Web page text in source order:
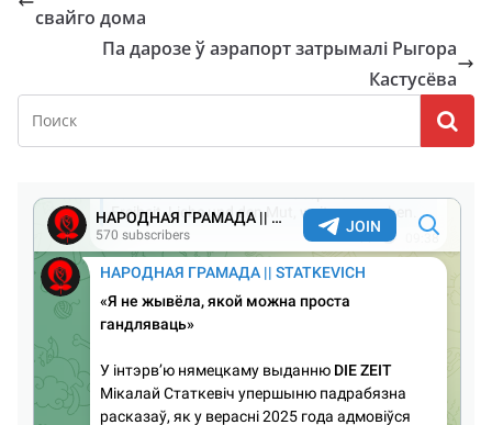
свайго дома
Па дарозе ў аэрапорт затрымалі Рыгора
Кастусёва